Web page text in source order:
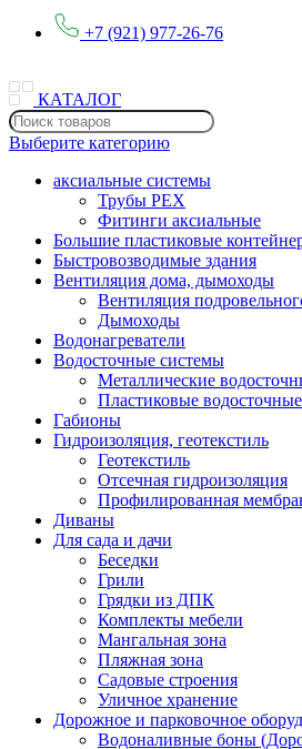
+7 (921) 977-26-76
КАТАЛОГ
Выберите категорию
аксиальные системы
Трубы PEX
Фитинги аксиальные
Большие пластиковые
Быстровозводимые здания
Вентиляция дома, дымоходы
Вентиляция
Дымоходы
Водонагреватели
Водосточные системы
Металлические
Пластиковые
Габионы
Гидроизоляция, геотекстиль
Геотекстиль
Отсечная гидроизоляция
Профилированная
Диваны
Для сада и дачи
Беседки
Грили
Грядки из ДПК
Комплекты мебели
Мангальная зона
Пляжная зона
Садовые строения
Уличное хранение
Дорожное и парковочное
Водоналивные боны